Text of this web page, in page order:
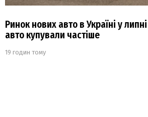
Ринок нових авто в Україні у
авто купували частіше
19 годин тому